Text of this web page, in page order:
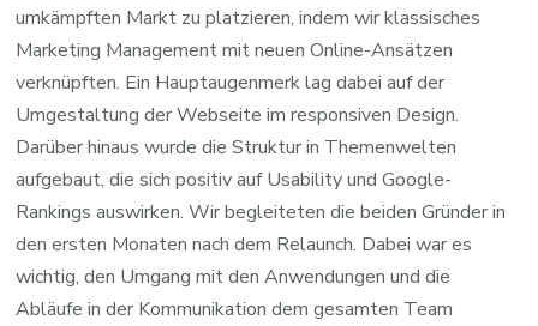
umkämpften Markt zu platzieren, indem wir klassisches
Marketing Management mit neuen Online-Ansätzen
verknüpften. Ein Hauptaugenmerk lag dabei auf der
Umgestaltung der Webseite im responsiven Design.
Darüber hinaus wurde die Struktur in Themenwelten
aufgebaut, die sich positiv auf Usability und Google-
Rankings auswirken. Wir begleiteten die beiden Gründer in
den ersten Monaten nach dem Relaunch. Dabei war es
wichtig, den Umgang mit den Anwendungen und die
Abläufe in der Kommunikation dem gesamten Team